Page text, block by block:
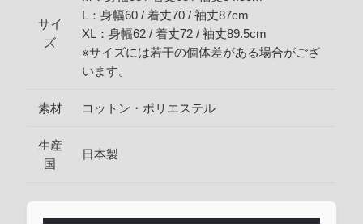
サイ
ズ
L：身幅60 / 着丈70 / 袖丈87cm
XL：身幅62 / 着丈72 / 袖丈89.5cm
※サイズには若干の個体差がある場合がござ
います。
素材 コットン・ポリエステル
生産
国
日本製